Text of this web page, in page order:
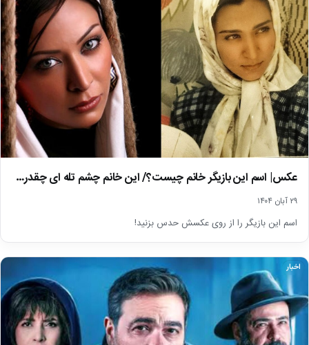
عکس| اسم این بازیگر خانم چیست؟/ این خانم چشم تله ای چقدر…
۲۹ آبان ۱۴۰۴
اسم این بازیگر را از روی عکسش حدس بزنید!
اخبار